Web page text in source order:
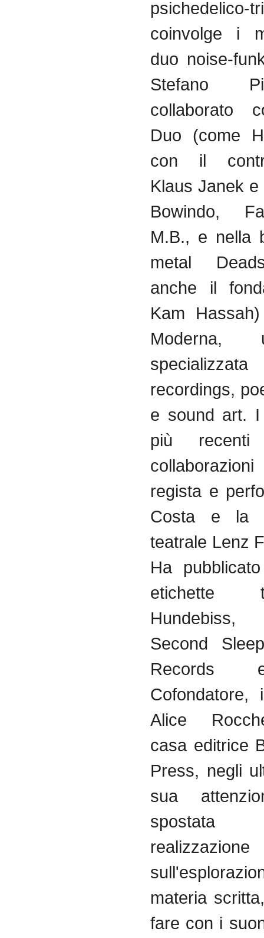
coinvolge i
duo noise-
Stefano
collaborato
Duo (come
con il
Klaus Janek
Bowindo,
M.B., e nella
metal
anche il
Kam
Moderna,
recordings,
e sound art.
più recenti
regista e
Costa e la
teatrale Lenz
Ha
Hundebiss,
Second
Records
Cofondatore,
Alice
casa editrice
Press, negli
sua
materia
fare con i